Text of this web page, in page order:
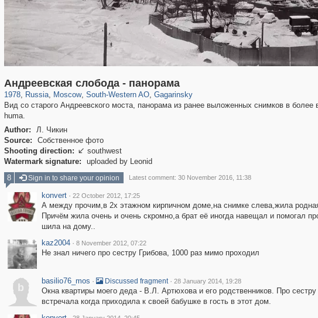
Андреевская слобода - панорама
1978, Russia
1,406,756 29,243
, Moscow
319,864 8,286
, South-Western AO
12,415 76
, Gagarinsky
3,869 20
Вид со старого Андреевского моста, панорама из ранее выложенных снимков в
huma.
Author:
Л. Чикин
Source:
Собственное фото
Shooting direction:  southwest
Watermark signature:
uploaded by Leonid
8 Sign in to share your opinion Latest comment: 30 November 2016, 11:38
konvert · 22 October 2012, 17:25
А между прочим,в 2х этажном кирпичном доме,на снимке слева,жила родная
Причём жила очень и очень скромно,а брат её иногда навещал и помогал
шила на дому..
kaz2004 · 8 November 2012, 07:22
Не знал ничего про сестру Грибова, 1000 раз мимо проходил
b
basilio76_mos · Discussed fragment · 28 January 2014, 19:28
Окна квартиры моего деда - В.Л. Артюхова и его родственников. Про
встречала когда приходила к своей бабушке в гость в этот дом.